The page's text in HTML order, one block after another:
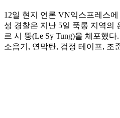
12일 현지 언론 VN익스프레스
성 경찰은 지난 5일 푹롱 지역의
르 시 뚱(Le Sy Tung)을 체포했
소음기, 연막탄, 검정 테이프, 조